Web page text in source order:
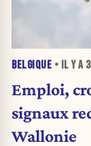
BELGIQUE • IL Y A
Emploi,
signaux
Wallonie